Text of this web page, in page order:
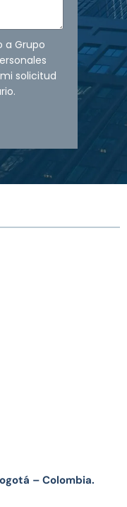
a Grupo
solicitud
– Colombia.